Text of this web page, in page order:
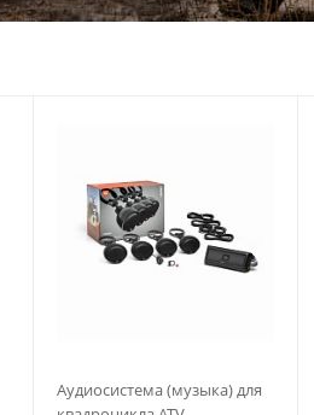
Аудиосистема (музыка) для